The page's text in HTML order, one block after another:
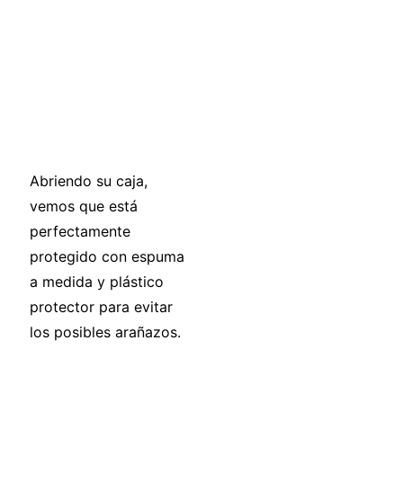
Abriendo su caja,
vemos que está
perfectamente
protegido con espuma
a medida y plástico
protector para evitar
los posibles arañazos.